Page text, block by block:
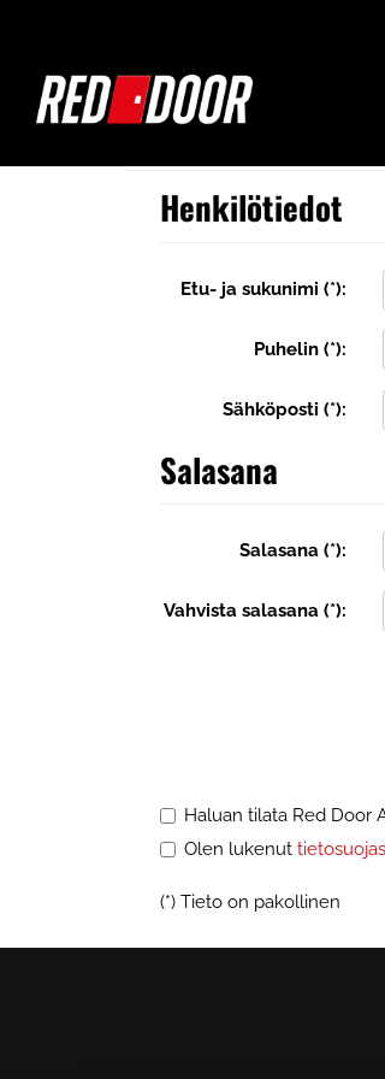
Henkilötiedot
Etu- ja sukunimi (*):
Puhelin (*):
Sähköposti (*):
Salasana
Salasana (*):
Vahvista salasana (*):
Haluan tilata Red Door
Olen lukenut
(*) Tieto on pakollinen